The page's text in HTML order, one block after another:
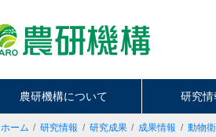
農研機構について 研究
ホーム 研究情報 研究成果 成果情報 動物